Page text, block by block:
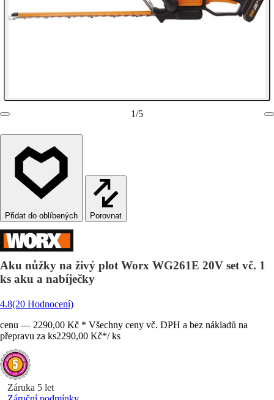
1/5
Porovnat
Aku nůžky na živý plot Worx WG261E 20V set vč. 1
ks aku a nabíječky
4.8(20 Hodnocení)
cenu — 2290,00 Kč * Všechny ceny vč. DPH a bez nákladů na
přepravu za ks2290,00 Kč*/ ks
Záruka 5 let